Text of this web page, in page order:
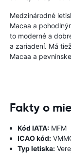
Medzinárodné
Macaa a
to moderné a
a zariadení. Má
Macaa a
Fakty o
Kód IATA: MFM
ICAO kód:
Typ letiska: